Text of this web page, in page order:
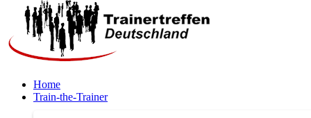
Home
Train-the-Trainer